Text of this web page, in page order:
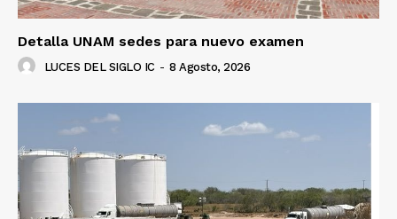
Detalla UNAM sedes para nuevo examen
LUCES DEL SIGLO IC - 8 Agosto, 2026